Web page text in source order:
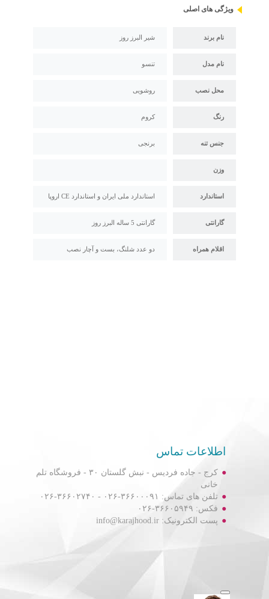
ویژگی های اصلی
نام برند شیر البرز روز
نام مدل تنسو
محل نصب روشویی
رنگ کروم
جنس تنه برنجی
وزن
استاندارد استاندارد ملی ایران و استاندارد CE اروپا
گارانتی گارانتی 5 ساله البرز روز
اقلام همراه دو عدد شلنگ، بست و آچار نصب
اطلاعات تماس
کرج - جاده فردیس - نبش گلستان ۳۰ - فروشگاه تلم
خانی
تلفن های تماس: ۳۶۶۰۰۰۹۱-۰۲۶ - ۳۶۶۰۲۷۴۰-۰۲۶
فکس: ۳۶۶۰۵۹۴۹-۰۲۶
پست الکترونیک: info@karajhood.ir